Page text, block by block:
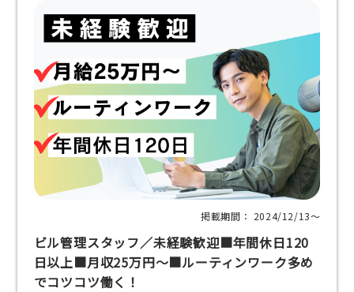
掲載期間： 2024/12/13〜
ビル管理スタッフ／未経験歓迎■年間休日120
日以上■月収25万円～■ルーティンワーク多め
でコツコツ働く！